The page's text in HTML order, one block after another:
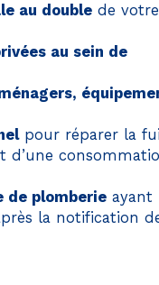
au double de votre
au sein de
pour réparer la
d’une
de plomberie ayant
la notification